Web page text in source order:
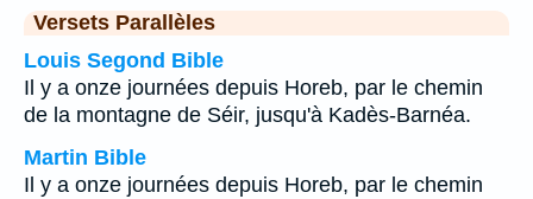
Versets Parallèles
Louis Segond Bible
Il y a onze journées depuis Horeb, par le chemin
de la montagne de Séir, jusqu'à Kadès-Barnéa.
Martin Bible
Il y a onze journées depuis Horeb, par le chemin